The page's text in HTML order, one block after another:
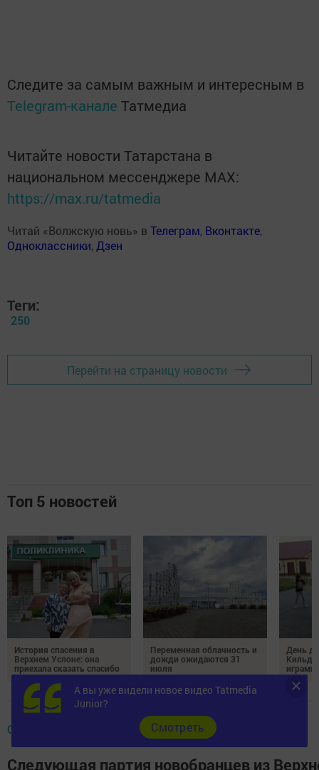
Следите за самым важным и интересным в
Telegram-канале Татмедиа
Читайте новости Татарстана в
национальном мессенджере MАХ:
https://max.ru/tatmedia
Читай «Волжскую новь» в Телеграм, Вконтакте,
Одноклассники,Дзен
Теги:
250
Перейти на страницу новости
Топ 5 новостей
История спасения в
Верхнем Услоне: она
приехала сказать спасибо
Переменная облачность и
дожди ожидаются 31
июля
День
играми
СОЦИАЛЬНЫЙ РАКУРС
Следующая партия новобранцев из
А вы уже видели новое видео Tatmedia
Junior?
Cмотреть